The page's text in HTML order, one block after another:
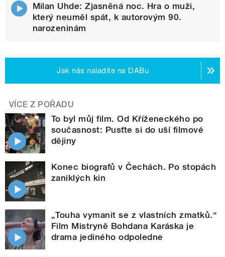
Milan Uhde: Zjasněná noc. Hra o muži,
který neuměl spát, k autorovým 90.
narozeninám
Jak nás naladíte na DABu
VÍCE Z POŘADU
To byl můj film. Od Kříženeckého po
současnost: Pusťte si do uší filmové
dějiny
Konec biografů v Čechách. Po stopách
zaniklých kin
„Touha vymanit se z vlastních zmatků.“
Film Mistryně Bohdana Karáska je
drama jediného odpoledne